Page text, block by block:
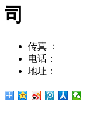
司
传真 ：
电话：
地址：